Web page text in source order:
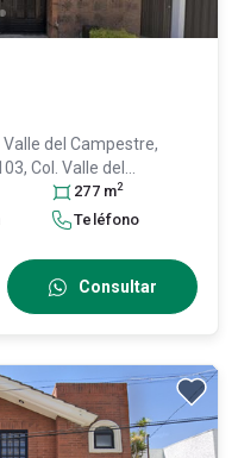
del Campestre,
Col. Valle del
, C.P. 37150, ID:
277 m2
Teléfono
Consultar